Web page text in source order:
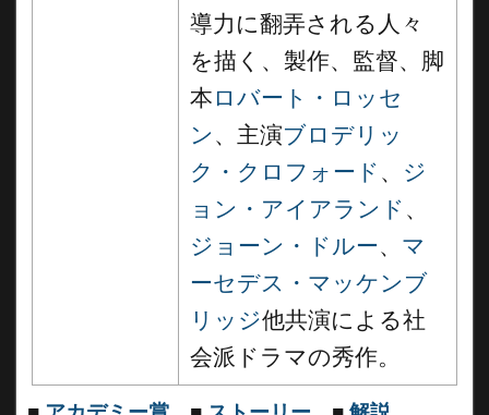
導力に翻弄される人々
を描く、製作、監督、脚
本 ロバート・ロッセ
ン 、主演ブロデリッ
ク・クロフォード 、 ジ
ョン・アイアランド 、
ジョーン・ドルー、 マ
ーセデス・マッケンブ
リッジ他共演による社
会派ドラマの秀作。